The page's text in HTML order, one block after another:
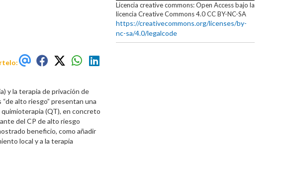
y la terapia de privación de
alto riesgo” presentan una
(QT), en concreto
del CP de alto riesgo
beneficio, como añadir
local y a la terapia
Licencia creative commons: Open Access bajo la
licencia Creative Commons 4.0 CC BY-NC-SA
https://creativecommons.org/licenses/by-
nc-sa/4.0/legalcode